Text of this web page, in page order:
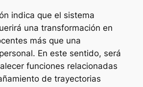
indica que el sistema
una transformación en
más que una
En este sentido, será
funciones relacionadas
de trayectorias